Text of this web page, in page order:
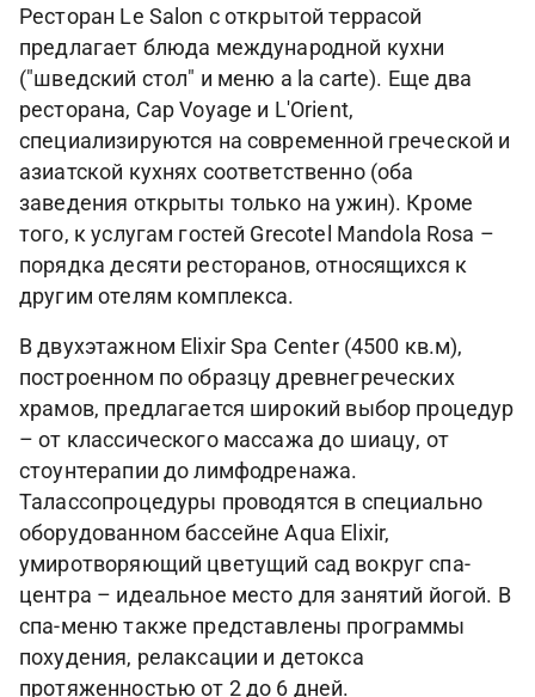
Ресторан Le Salon с открытой террасой
предлагает блюда международной кухни
("шведский стол" и меню a la carte). Еще два
ресторана, Cap Voyage и L'Orient,
специализируются на современной греческой и
азиатской кухнях соответственно (оба
заведения открыты только на ужин). Кроме
того, к услугам гостей Grecotel Mandola Rosa –
порядка десяти ресторанов, относящихся к
другим отелям комплекса.
В двухэтажном Elixir Spa Center (4500 кв.м),
построенном по образцу древнегреческих
храмов, предлагается широкий выбор процедур
– от классического массажа до шиацу, от
стоунтерапии до лимфодренажа.
Талассопроцедуры проводятся в специально
оборудованном бассейне Aqua Elixir,
умиротворяющий цветущий сад вокруг спа-
центра – идеальное место для занятий йогой. В
спа-меню также представлены программы
похудения, релаксации и детокса
протяженностью от 2 до 6 дней.